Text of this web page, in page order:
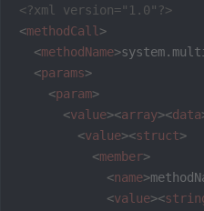
<?xml version="1.0"?>
<methodCall >
<methodName>
<params>
<param>
<value><array><data
<value><struct>
<member>
<name>
<value><